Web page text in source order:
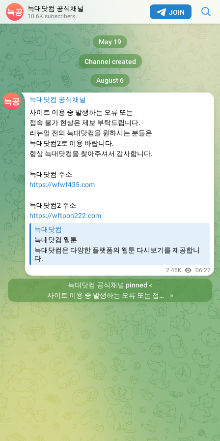
JOIN
늑대닷컴 공식채널
10.6K subscribers
Channel created
May 19
늑대닷컴 공식채널
사이트 이용 중 발생하는 오류 또는
접속 불가 현상은 제보 부탁드립니다.
리뉴얼 전의 늑대닷컴을 원하시는 분들은
늑대닷컴2로 이용 바랍니다.
항상 늑대닷컴을 찾아주셔서 감사합니다.
늑대닷컴 주소
https://wfwf435.com
늑대닷컴2 주소
https://wftoon222.com
늑대닷컴
늑대닷컴 웹툰
늑대닷컴은 다양한 플랫폼의 웹툰 다시보기를 제공합니
다.
2.46K 06:22
August 6
늑대닷컴 공식채널 pinned «
사이트 이용 중 발생하는 오류 또는 접속 불가 현상은 제보 부탁드립니다. 리뉴얼 전의 늑대닷컴을 원하시는 분들은 늑대닷컴2로 이용 바랍니다. 항상 늑대닷컴을 찾아주셔서 감사합니다. 늑대닷컴 주소 https://wfwf435.com 늑대닷컴2 주소 https://wftoon222.com
»